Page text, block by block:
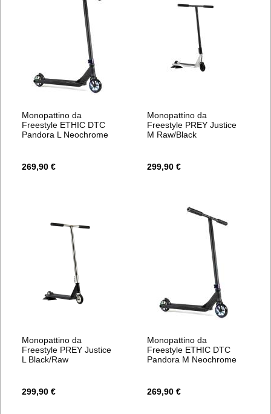
Monopattino da
Freestyle ETHIC DTC
Pandora L Neochrome
269,90 €
Monopattino da
Freestyle PREY Justice
M Raw/Black
299,90 €
Monopattino da
Freestyle PREY Justice
L Black/Raw
299,90 €
Monopattino da
Freestyle ETHIC DTC
Pandora M Neochrome
269,90 €